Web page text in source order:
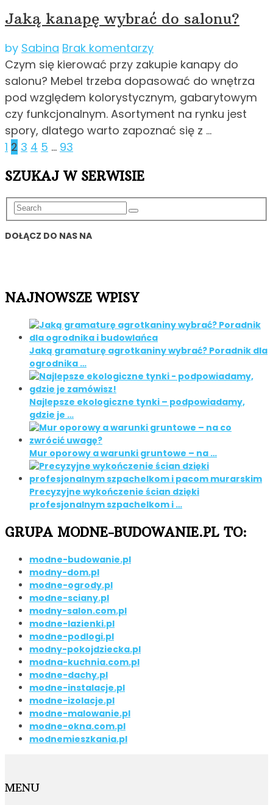
Jaką kanapę wybrać do salonu?
by Sabina Brak komentarzy
Czym się kierować przy zakupie kanapy do
salonu? Mebel trzeba dopasować do wnętrza
pod względem kolorystycznym, gabarytowym
czy funkcjonalnym. Asortyment na rynku jest
spory, dlatego warto zapoznać się z …
Stronicowanie
wpisów
1 2 3 4 5 … 93
SZUKAJ W SERWISIE
DOŁĄCZ DO NAS NA
NAJNOWSZE WPISY
Jaką gramaturę agrotkaniny wybrać? Poradnik dla
ogrodnika …
Najlepsze ekologiczne tynki – podpowiadamy,
gdzie je …
Mur oporowy a warunki gruntowe – na …
Precyzyjne wykończenie ścian dzięki
profesjonalnym szpachelkom i …
GRUPA MODNE-BUDOWANIE.PL TO:
modne-budowanie.pl
modny-dom.pl
modne-ogrody.pl
modne-sciany.pl
modny-salon.com.pl
modne-lazienki.pl
modne-podlogi.pl
modny-pokojdziecka.pl
modna-kuchnia.com.pl
modne-dachy.pl
modne-instalacje.pl
modne-izolacje.pl
modne-malowanie.pl
modne-okna.com.pl
modnemieszkania.pl
MENU